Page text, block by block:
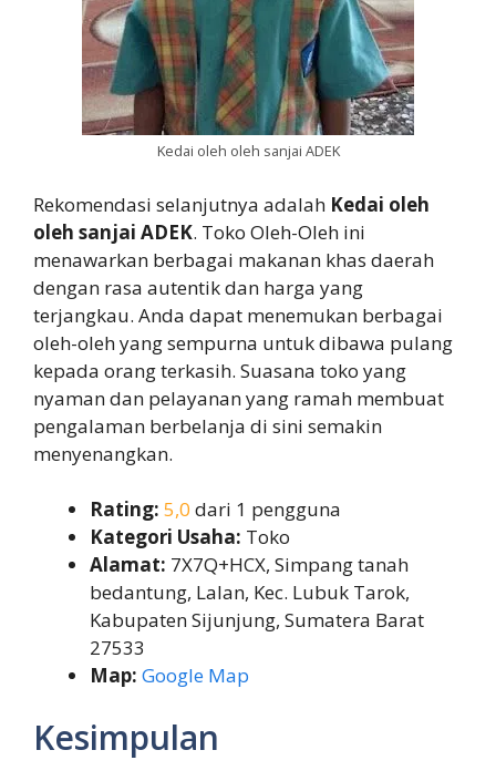
Kedai oleh oleh sanjai ADEK
Rekomendasi selanjutnya adalah Kedai oleh
oleh sanjai ADEK. Toko Oleh-Oleh ini
menawarkan berbagai makanan khas daerah
dengan rasa autentik dan harga yang
terjangkau. Anda dapat menemukan berbagai
oleh-oleh yang sempurna untuk dibawa pulang
kepada orang terkasih. Suasana toko yang
nyaman dan pelayanan yang ramah membuat
pengalaman berbelanja di sini semakin
menyenangkan.
Rating: 5,0 dari 1 pengguna
Kategori Usaha: Toko
Alamat: 7X7Q+HCX, Simpang tanah
bedantung, Lalan, Kec. Lubuk Tarok,
Kabupaten Sijunjung, Sumatera Barat
27533
Map: Google Map
Kesimpulan